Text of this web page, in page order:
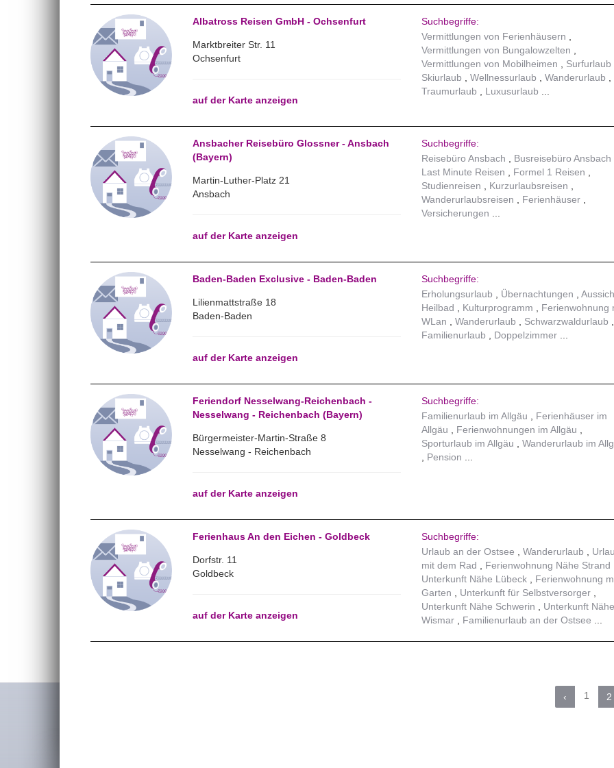
Albatross Reisen GmbH - Ochsenfurt
Marktbreiter Str. 11
Ochsenfurt
auf der Karte anzeigen
Suchbegriffe:
Vermittlungen von Ferienhäusern
Vermittlungen von Bungalowzelten
Vermittlungen von Mobilheimen
Surfurlaub
Skiurlaub
Wellnessurlaub
Wanderurlaub
Traumurlaub
Luxusurlaub
Ansbacher Reisebüro Glossner - Ansbach
(Bayern)
Martin-Luther-Platz 21
Ansbach
auf der Karte anzeigen
Suchbegriffe:
Reisebüro Ansbach
Busreisebüro Ansbach
Last Minute Reisen
Formel 1 Reisen
Studienreisen
Kurzurlaubsreisen
Wanderurlaubsreisen
Ferienhäuser
Versicherungen
Baden-Baden Exclusive - Baden-Baden
Lilienmattstraße 18
Baden-Baden
auf der Karte anzeigen
Suchbegriffe:
Erholungsurlaub
Übernachtungen
Heilbad
Kulturprogramm
Ferienwohnung
WLan
Wanderurlaub
Schwarzwaldurlaub
Familienurlaub
Doppelzimmer
Feriendorf Nesselwang-Reichenbach -
Nesselwang - Reichenbach (Bayern)
Bürgermeister-Martin-Straße 8
Nesselwang - Reichenbach
auf der Karte anzeigen
Suchbegriffe:
Familienurlaub im Allgäu
Ferienhäuser im
Allgäu
Ferienwohnungen im Allgäu
Sporturlaub im Allgäu
Wanderurlaub im
Pension
Ferienhaus An den Eichen - Goldbeck
Dorfstr. 11
Goldbeck
auf der Karte anzeigen
Suchbegriffe:
Urlaub an der Ostsee
Wanderurlaub
mit dem Rad
Ferienwohnung Nähe Strand
Unterkunft Nähe Lübeck
Ferienwohnung
Garten
Unterkunft für Selbstversorger
Unterkunft Nähe Schwerin
Unterkunft
Wismar
Familienurlaub an der Ostsee
‹ 1 2